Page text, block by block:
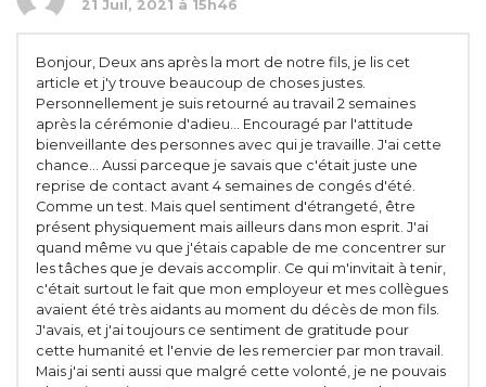
21 Juil, 2021 à 15h46
Bonjour, Deux ans après la mort de notre fils, je lis cet
article et j'y trouve beaucoup de choses justes.
Personnellement je suis retourné au travail 2 semaines
après la cérémonie d'adieu... Encouragé par l'attitude
bienveillante des personnes avec qui je travaille. J'ai cette
chance... Aussi parceque je savais que c'était juste une
reprise de contact avant 4 semaines de congés d'été.
Comme un test. Mais quel sentiment d'étrangeté, être
présent physiquement mais ailleurs dans mon esprit. J'ai
quand même vu que j'étais capable de me concentrer sur
les tâches que je devais accomplir. Ce qui m'invitait à tenir,
c'était surtout le fait que mon employeur et mes collègues
avaient été très aidants au moment du décès de mon fils.
J'avais, et j'ai toujours ce sentiment de gratitude pour
cette humanité et l'envie de les remercier par mon travail.
Mais j'ai senti aussi que malgré cette volonté, je ne pouvais